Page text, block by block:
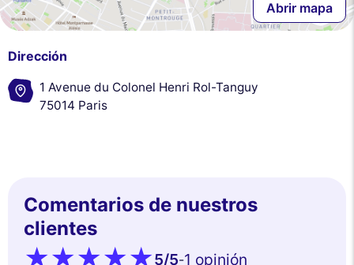
Abrir mapa
Dirección
1 Avenue du Colonel Henri Rol-Tanguy
75014 Paris
Comentarios de nuestros
clientes
5/5-1 opinión